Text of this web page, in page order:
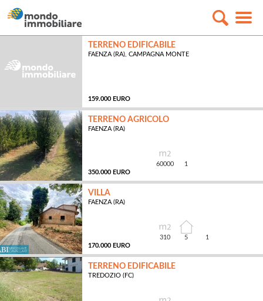
TERRENO EDIFICABILE
FAENZA (RA), CAMPAGNA MONTE
159.000 EURO
TERRENO AGRICOLO
FAENZA (RA)
350.000 EURO
60000 1
VILLA
FAENZA (RA)
170.000 EURO
310 5 1
TERRENO EDIFICABILE
TREDOZIO (FC)